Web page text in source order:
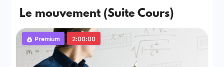
Le mouvement (Suite Cours)
Premium 2:00:00